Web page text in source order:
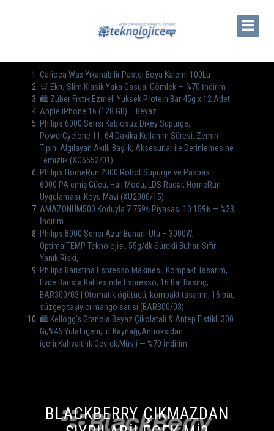
Carioca Wax Yıkanabilir Pastel Boya Kalemi 100Lü
🛒 Ekru Slim Klasik Yaka Casual Gömlek — %70 İndirim
🛍️ Züber Fıstık Ezmeli Yüksek Protein Bar 45g x 12 Adet
Apple iPhone 16 (128 GB) – Beyaz
Philips 6000 Serisi Kablosuz Dikey Süpürge,
PowerCyclone 11, 64 Dakika Kullanım Süresi, Zemin
Tipini Algılayan Akıllı Başlık, Aksesurlar ile Derinlemesine
Temizlik (XC6552/01)
Philips HomeRun 2000 Robot Süpürge ve Paspas –
6000 PA emiş Gücü, Halı Modu, LDS Radar, HomeRun
Uygulaması, Koyu Mavi (XU2000/15)
AMAZONUM500 Koduyla 7.759₺ Piyasası 10.159₺ — %23
İndirim
Philips 8000 Serisi Azur Buharlı Ütü – 3000W,
OptimalTEMP Teknolojisi, 55g/dk Sürekli Buhar, Sıfır
Yanık Riski,
Philips Baristina Espresso Makinesi, Kompakt Tasarım,
Evde Barista Kalitesinde Espresso, 16 Bar Basınç,
BAR300/03 | Otomatik öğütücü, kompakt tasarım, 16 bar,
süzgeç taşıyıcı mango sarısı (BAR300/03)
🛍️ Kellogg’s Granola Beyaz Çikolatali & Antep Fıstikli 300
Gr,%46 Yulaf içerir,Lif Kaynağı,Antioksidan
içerir,Kahvaltılık Gevrek,Müsli — %70 İndirim
SIYRILABILECEK MI?